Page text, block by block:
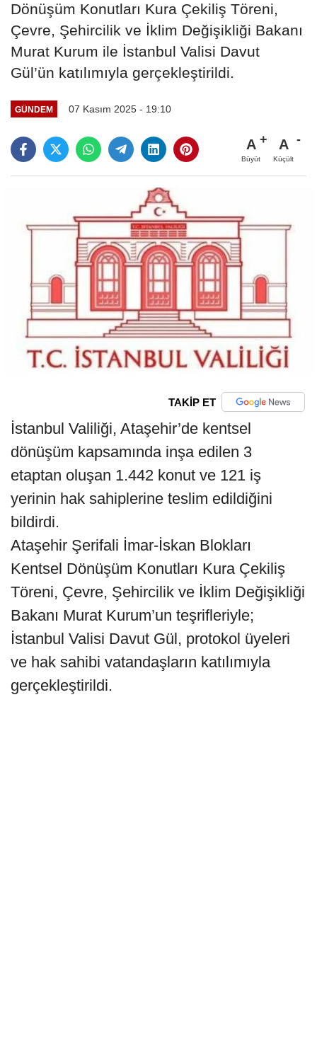
Dönüşüm Konutları Kura Çekiliş Töreni,
Çevre, Şehircilik ve İklim Değişikliği Bakanı
Murat Kurum ile İstanbul Valisi Davut
Gül’ün katılımıyla gerçekleştirildi.
GÜNDEM 07 Kasım 2025 - 19:10
A
Büyüt
A
Küçült
TAKİP ET
İstanbul Valiliği, Ataşehir’de kentsel
dönüşüm kapsamında inşa edilen 3
etaptan oluşan 1.442 konut ve 121 iş
yerinin hak sahiplerine teslim edildiğini
bildirdi.
Ataşehir Şerifali İmar-İskan Blokları
Kentsel Dönüşüm Konutları Kura Çekiliş
Töreni, Çevre, Şehircilik ve İklim Değişikliği
Bakanı Murat Kurum’un teşrifleriyle;
İstanbul Valisi Davut Gül, protokol üyeleri
ve hak sahibi vatandaşların katılımıyla
gerçekleştirildi.